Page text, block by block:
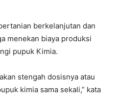
berkelanjutan dan
menekan biaya produksi
pupuk Kimia.
stengah dosisnya atau
kimia sama sekali,” kata